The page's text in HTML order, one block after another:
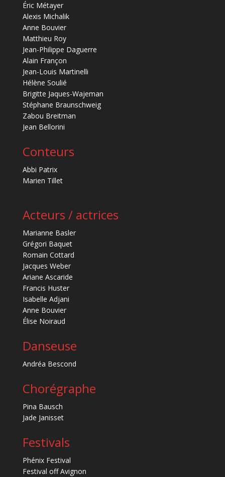
Éric Métayer
Alexis Michalik
Anne Bouvier
Matthieu Roy
Jean-Philippe Daguerre
Alain Françon
Jean-Louis Martinelli
Hélène Soulié
Brigitte Jaques-Wajeman
Stéphane Braunschweig
Zabou Breitman
Jean Bellorini
Conteurs
Abbi Patrix
Marien Tillet
Acteurs / actrices
Marianne Basler
Grégori Baquet
Romain Cottard
Jacques Weber
Ariane Ascaride
Francis Huster
Isabelle Adjani
Anne Bouvier
Élise Noiraud
Danseuse
Andréa Bescond
Chorégraphe
Pina Bausch
Jade Janisset
Festivals
Phénix Festival
Festival off Avignon